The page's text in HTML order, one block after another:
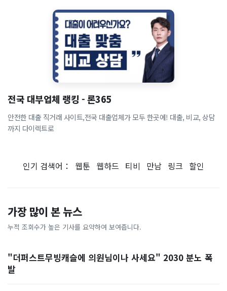
전국 대부업체 랭킹 - 론365
안전한 대출 직거래 사이트,전국 대출업체가 모두 한곳에! 대출, 비교, 상담
까지 다이렉트로
인기 검색어： 웹툰 웹하드 티비 만남 링크 할인
가장 많이 본 뉴스
누적 조회수가 높은 기사를 요약하여 보여줍니다.
"더퍼스트무빙캐슬에 의원님이나 사세요" 2030 분노 폭
발